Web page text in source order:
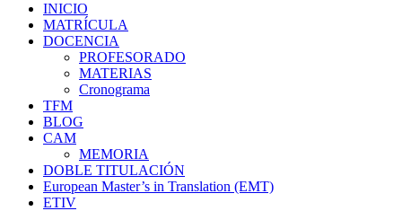
INICIO
MATRÍCULA
DOCENCIA
PROFESORADO
MATERIAS
Cronograma
TFM
BLOG
CAM
MEMORIA
DOBLE TITULACIÓN
European Master’s in Translation (EMT)
ETIV